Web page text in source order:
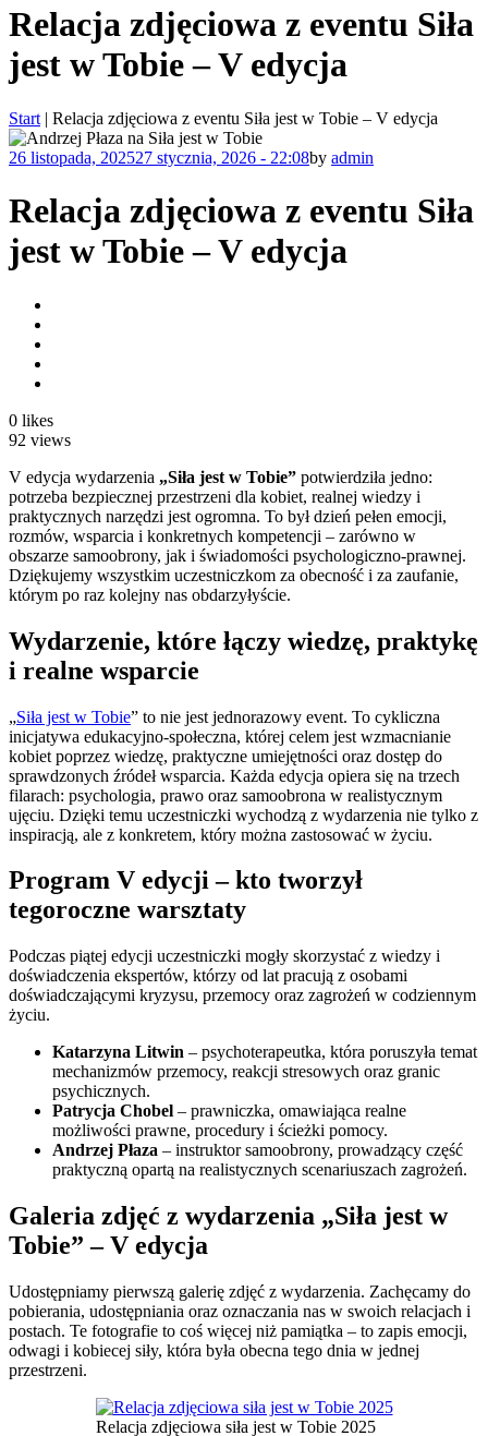
Skip
to
content
Relacja zdjęciowa z eventu Siła
jest w Tobie – V edycja
Start | Relacja zdjęciowa z eventu Siła jest w Tobie – V edycja
Posted
26 listopada, 202527 stycznia, 2026 - 22:08Author
by admin
Relacja zdjęciowa z eventu Siła
jest w Tobie – V edycja
0 likes
92 views
V edycja wydarzenia „Siła jest w Tobie” potwierdziła jedno:
potrzeba bezpiecznej przestrzeni dla kobiet, realnej wiedzy i
praktycznych narzędzi jest ogromna. To był dzień pełen emocji,
rozmów, wsparcia i konkretnych kompetencji – zarówno w
obszarze samoobrony, jak i świadomości psychologiczno-prawnej.
Dziękujemy wszystkim uczestniczkom za obecność i za zaufanie,
którym po raz kolejny nas obdarzyłyście.
Wydarzenie, które łączy wiedzę, praktykę
i realne wsparcie
„Siła jest w Tobie” to nie jest jednorazowy event. To cykliczna
inicjatywa edukacyjno-społeczna, której celem jest wzmacnianie
kobiet poprzez wiedzę, praktyczne umiejętności oraz dostęp do
sprawdzonych źródeł wsparcia. Każda edycja opiera się na trzech
filarach: psychologia, prawo oraz samoobrona w realistycznym
ujęciu. Dzięki temu uczestniczki wychodzą z wydarzenia nie tylko z
inspiracją, ale z konkretem, który można zastosować w życiu.
Program V edycji – kto tworzył
tegoroczne warsztaty
Podczas piątej edycji uczestniczki mogły skorzystać z wiedzy i
doświadczenia ekspertów, którzy od lat pracują z osobami
doświadczającymi kryzysu, przemocy oraz zagrożeń w codziennym
życiu.
Katarzyna Litwin – psychoterapeutka, która poruszyła temat
mechanizmów przemocy, reakcji stresowych oraz granic
psychicznych.
Patrycja Chobel – prawniczka, omawiająca realne
możliwości prawne, procedury i ścieżki pomocy.
Andrzej Płaza – instruktor samoobrony, prowadzący część
praktyczną opartą na realistycznych scenariuszach zagrożeń.
Galeria zdjęć z wydarzenia „Siła jest w
Tobie” – V edycja
Udostępniamy pierwszą galerię zdjęć z wydarzenia. Zachęcamy do
pobierania, udostępniania oraz oznaczania nas w swoich relacjach i
postach. Te fotografie to coś więcej niż pamiątka – to zapis emocji,
odwagi i kobiecej siły, która była obecna tego dnia w jednej
przestrzeni.
Relacja zdjęciowa siła jest w Tobie 2025